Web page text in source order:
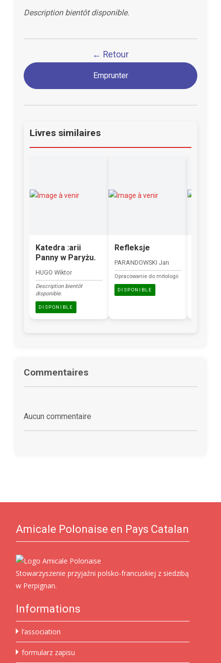
Description bientôt disponible.
← Retour
Emprunter
Livres similaires
Katedra :arii
Panny w Paryżu.
HUGO Wiktor
Description bientôt
disponible.
DISPONIBLE
Refleksje
PARANDOWSKI Jan
Opracowanie do mitologii
DISPONIBLE
Commentaires
Aucun commentaire
Amicale Polonaise en Pays Catalan
Stowarzyszenie przyjaźni polsko-francuskiej z siedzibą
w Perpignan.
Informations
l’association
formularz zapisu